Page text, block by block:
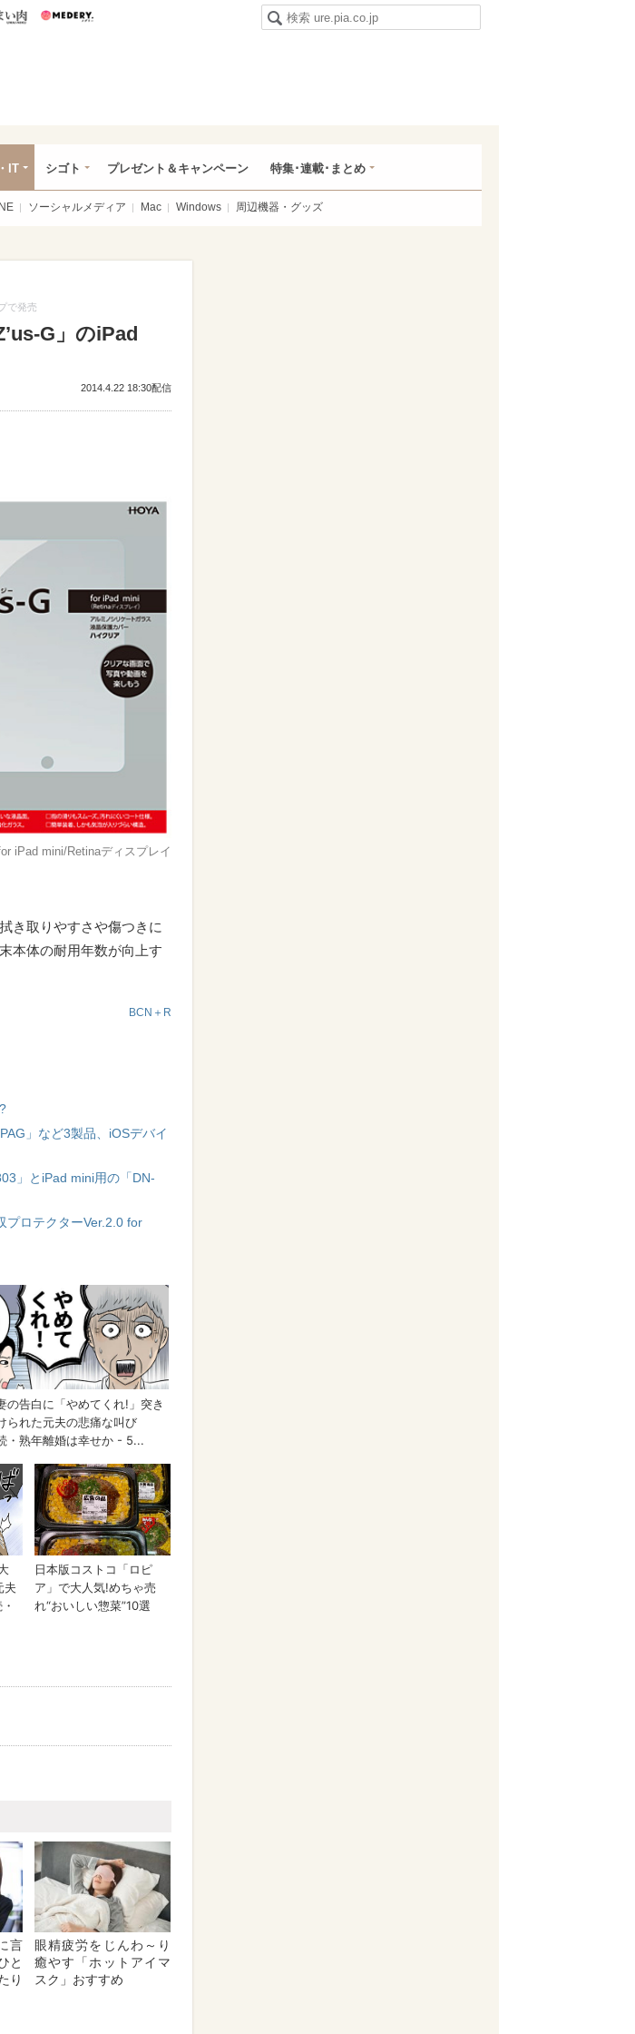
パン うまい肉
IT シゴト プレゼント＆キャンペーン 特集･連載･まとめ
ソーシャルメディア Mac Windows 周辺機器・グッズ
で発売
G」のiPad
2014.4.22 18:30配信
iPad mini/Retinaディスプレイ
き取りやすさや傷つきに
本体の耐用年数が向上す
BCN＋R
」など3製品、iOSデバイ
」とiPad mini用の「DN-
プロテクターVer.2.0 for
言
と
り
眼精疲労をじんわ～り
癒やす「ホットアイマ
スク」おすすめ